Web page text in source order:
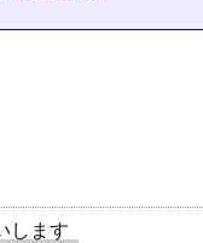
します